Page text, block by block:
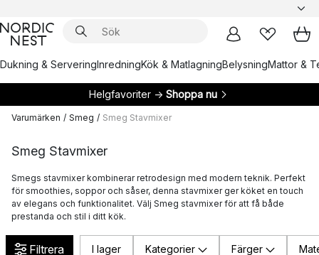
Dukning & ServeringInredningKök & MatlagningBelysningMattor &
Helgfavoriter → Shoppa nu
Varumärken / Smeg / Smeg Stavmixer
Smeg Stavmixer
Smegs stavmixer kombinerar retrodesign med modern teknik. Perfekt
för smoothies, soppor och såser, denna stavmixer ger köket en touch
av elegans och funktionalitet. Välj Smeg stavmixer för att få både
prestanda och stil i ditt kök.
Filtrera I lager Kategorier Färger